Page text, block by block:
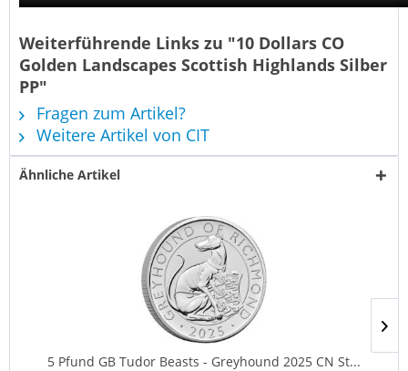
Weiterführende Links zu "10 Dollars CO
Golden Landscapes Scottish Highlands Silber
PP"
Fragen zum Artikel?
Weitere Artikel von CIT
Ähnliche Artikel
5 Pfund GB Tudor Beasts - Greyhound 2025 CN St...